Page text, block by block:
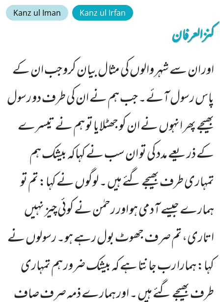
Kanz ul Iman Kanz ul Irfan
کنزالعرفان
اور ان سے شہر والوں کی مثال بیان کرو جب ان کے
پاس رسول آئے۔ جب ہم نے ان کی طرف دو رسول
بھیجے پھر انہوں نے ان کو جھٹلایا تو ہم نے تیسرے
کے ذریعے مدد کی تو ان سب نے کہاکہ بیشک ہم
تمہاری طرف بھیجے گئے ہیں ۔ لوگوں نے کہا: تم تو
ہمارے جیسے آدمی ہو اور رحمٰن نے کوئی چیز نہیں
اتاری، تم صرف جھوٹ بول رہے ہو۔ رسولوں نے
کہا: ہمارا رب جانتا ہے کہ بیشک ضرور ہم تمہاری
طرف بھیجے گئے ہیں ۔ اور ہمارے ذمہ صرف صاف